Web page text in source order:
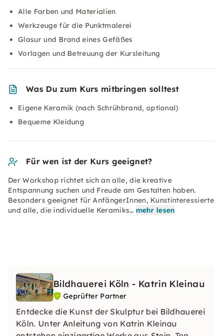
Alle Farben und Materialien
Werkzeuge für die Punktmalerei
Glasur und Brand eines Gefäßes
Vorlagen und Betreuung der Kursleitung
Was Du zum Kurs mitbringen solltest
Eigene Keramik (nach Schrühbrand, optional)
Bequeme Kleidung
Für wen ist der Kurs geeignet?
Der Workshop richtet sich an alle, die kreative
Entspannung suchen und Freude am Gestalten haben.
Besonders geeignet für AnfängerInnen, Kunstinteressierte
und alle, die individuelle Keramiks… mehr lesen
Bildhauerei Köln - Katrin Kleinau
Geprüfter Partner
Entdecke die Kunst der Skulptur bei Bildhauerei
Köln. Unter Anleitung von Katrin Kleinau